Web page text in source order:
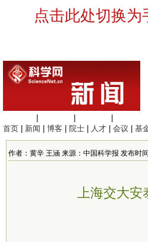
点击此处切换为
首页
新闻 博客 院士 人才 会议 基
作者：黄辛 王涵 来源：中国科学报 发布时间
上海交大安